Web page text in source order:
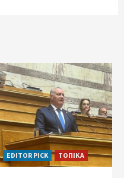
EDITOR PICK ΤΟΠΙΚΑ